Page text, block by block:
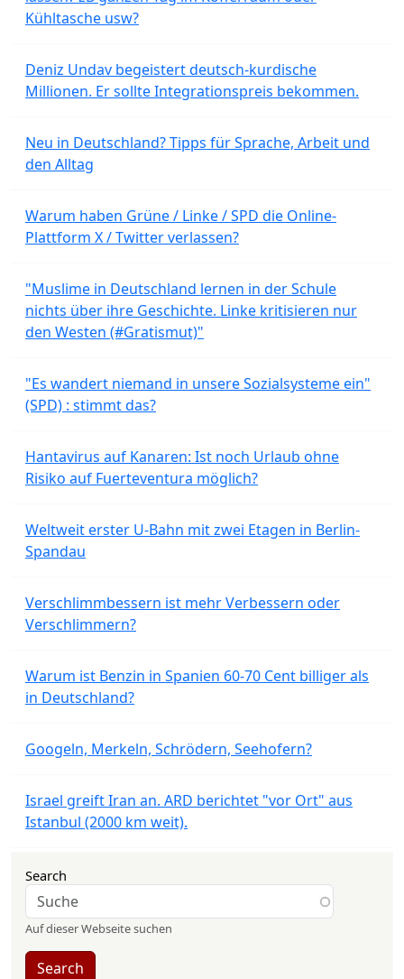
Kühltasche usw?
Deniz Undav begeistert deutsch-kurdische
Millionen. Er sollte Integrationspreis bekommen.
Neu in Deutschland? Tipps für Sprache, Arbeit und
den Alltag
Warum haben Grüne / Linke / SPD die Online-
Plattform X / Twitter verlassen?
"Muslime in Deutschland lernen in der Schule
nichts über ihre Geschichte. Linke kritisieren nur
den Westen (#Gratismut)"
"Es wandert niemand in unsere Sozialsysteme ein"
(SPD) : stimmt das?
Hantavirus auf Kanaren: Ist noch Urlaub ohne
Risiko auf Fuerteventura möglich?
Weltweit erster U-Bahn mit zwei Etagen in Berlin-
Spandau
Verschlimmbessern ist mehr Verbessern oder
Verschlimmern?
Warum ist Benzin in Spanien 60-70 Cent billiger als
in Deutschland?
Googeln, Merkeln, Schrödern, Seehofern?
Israel greift Iran an. ARD berichtet "vor Ort" aus
Istanbul (2000 km weit).
Search
Auf dieser Webseite suchen
Search